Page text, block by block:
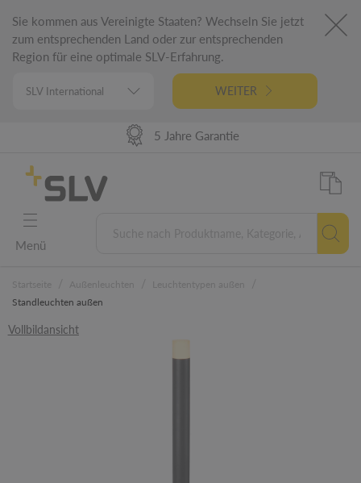
Sie kommen aus Vereinigte Staaten? Wechseln Sie jetzt
zum entsprechenden Land oder zur entsprechenden
Region für eine optimale SLV-Erfahrung.
WEITER
98% Warenverfügbarkeit
Hohe Lieferperformance
5 Jahre Garantie
German Engineering
Menü
Standleuchten außen
Vollbildansicht